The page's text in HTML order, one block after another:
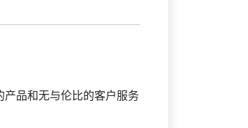
品和无与伦比的客户服务